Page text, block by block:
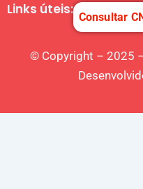
Links úteis: Consultar
© Copyright – 2025